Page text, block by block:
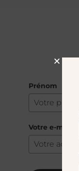
Prénom
Votre e-mail